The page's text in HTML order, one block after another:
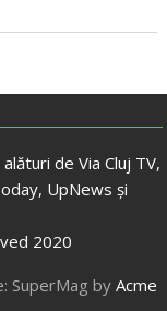
de Via Cluj TV,
UpNews și
2020
SuperMag byAcme